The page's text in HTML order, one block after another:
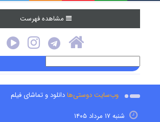
مشاهده فهرست
وب‌سایت دوستی‌هادانلود و تماشای فیلم
شنبه ۱۷ مرداد ۱۴۰۵